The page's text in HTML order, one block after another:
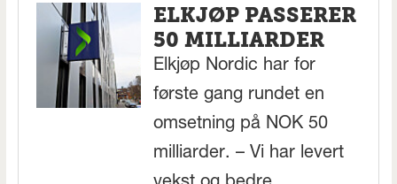
ELKJØP PASSERER
50 MILLIARDER
Elkjøp Nordic har for
første gang rundet en
omsetning på NOK 50
milliarder. – Vi har levert